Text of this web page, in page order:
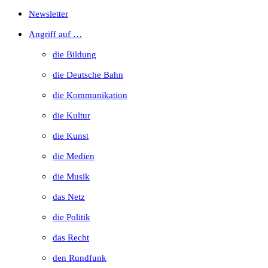
search
panel.
Newsletter
Angriff auf …
die Bildung
die Deutsche Bahn
die Kommunikation
die Kultur
die Kunst
die Medien
die Musik
das Netz
die Politik
das Recht
den Rundfunk